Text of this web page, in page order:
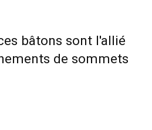
bâtons sont l'allié
de sommets